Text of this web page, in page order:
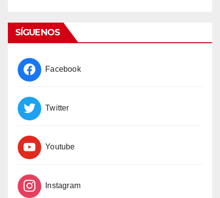
SÍGUENOS
Facebook
Twitter
Youtube
Instagram